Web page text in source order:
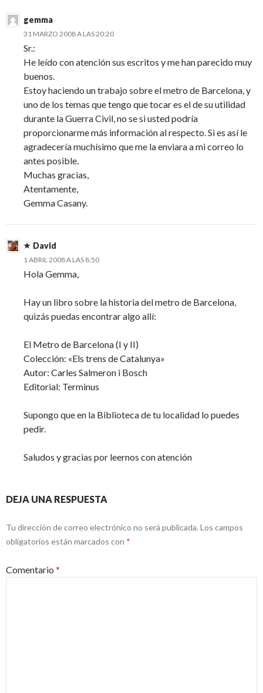
gemma
31 MARZO 2008 A LAS 20:20
Sr.:
He leído con atención sus escritos y me han parecido muy
buenos.
Estoy haciendo un trabajo sobre el metro de Barcelona, y
uno de los temas que tengo que tocar es el de su utilidad
durante la Guerra Civil, no se si usted podría
proporcionarme más información al respecto. Si es así le
agradecería muchísimo que me la enviara a mi correo lo
antes posible.
Muchas gracias,
Atentamente,
Gemma Casany.
David
1 ABRIL 2008 A LAS 8:50
Hola Gemma,
Hay un libro sobre la historia del metro de Barcelona,
quizás puedas encontrar algo allí:
El Metro de Barcelona (I y II)
Colección: «Els trens de Catalunya»
Autor: Carles Salmeron i Bosch
Editorial: Terminus
Supongo que en la Biblioteca de tu localidad lo puedes
pedir.
Saludos y gracias por leernos con atención
DEJA UNA RESPUESTA
Tu dirección de correo electrónico no será publicada. Los campos
obligatorios están marcados con *
Comentario *